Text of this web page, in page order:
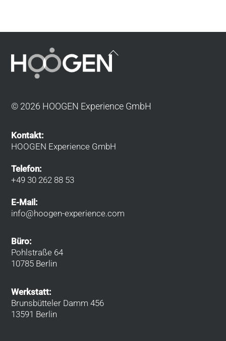
Back
© 2026 HOOGEN Experience GmbH
Kontakt:
HOOGEN Experience GmbH
Telefon:
+49 30 262 88 53
E-Mail:
info@hoogen-experience.com
Büro:
Pohlstraße 64
10785 Berlin
Werkstatt:
Brunsbütteler Damm 456
13591 Berlin